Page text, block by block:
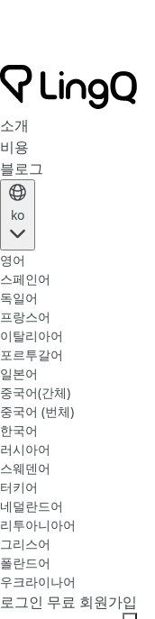
소개
비용
블로그
ko
영어
스페인어
독일어
프랑스어
이탈리아어
포르투갈어
일본어
중국어(간체)
중국어 (번체)
한국어
러시아어
스웨덴어
터키어
네덜란드어
리투아니아어
그리스어
폴란드어
우크라이나어
로그인 무료 회원가입